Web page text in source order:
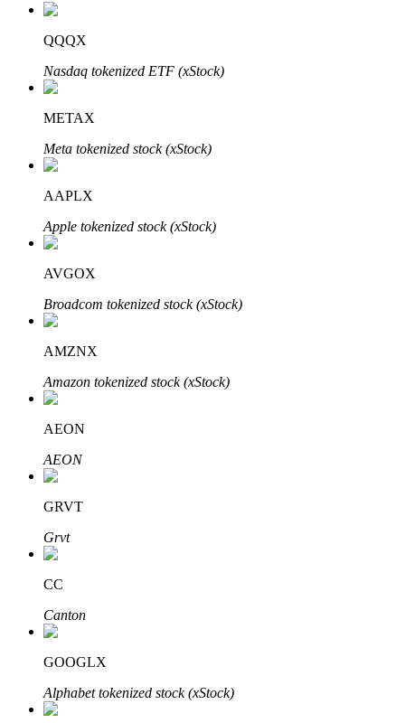
Investissement automobile
Découvrez comment gagner un revenu passif
Bitrue
Partenaires Bitrue
QQQX
Nasdaq tokenized ETF (xStock)
METAX
Meta tokenized stock (xStock)
AAPLX
Apple tokenized stock (xStock)
AVGOX
Broadcom tokenized stock (xStock)
AMZNX
Amazon tokenized stock (xStock)
AEON
AEON
GRVT
Grvt
CC
Canton
GOOGLX
Alphabet tokenized stock (xStock)